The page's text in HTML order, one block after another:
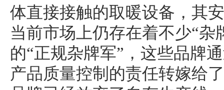
体直接接触的取暖设备，其
当前市场上仍存在着不少“杂
的“正规杂牌军”，这些品牌
产品质量控制的责任转嫁给